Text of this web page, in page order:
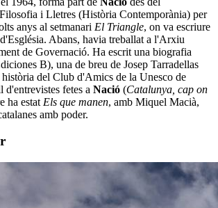
i Lletres (Història Contemporània) per
anys al setmanari El Triangle, on va escriure
Abans, havia treballat a l'Arxiu
de Governació. Ha escrit una biografia
B), una de breu de Josep Tarradellas
del Club d'Amics de la Unesco de
fetes a Nació (Catalunya, cap on
ha estat Els que manen, amb Miquel Macià,
amb poder.